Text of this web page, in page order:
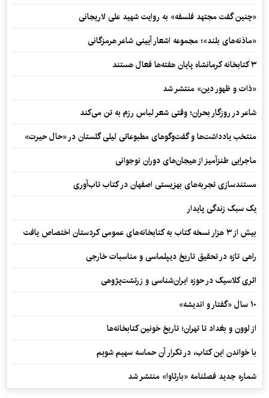
«چنین گفت مجتهد فلسفه» به روایت شهید علی لاریجانی
«ماذنه‌های بلند»؛ مجموعه اشعار آیینی شاعر هرمزگانی
۳ کتابخانه کرمانشاه پایان هفته‌ها فعال هستند
«ذات و ظهور دین» منتشر شد
شاعر در روزگار بحران؛ وقتی شعر لباس رزم به تن می‌کند
منتخب یادداشت‌ها و گفت‌وگوهای مطبوعاتی لیلی گلستان در «حال حیرت»
ماجرایی طنزآمیز از هیجان‌های دوران نوجوانی
مستندسازی تجربه‌های بهزیستی اصفهان در کتاب تاب‌آوری
یک سبک زندگی پایدار
بیش از ۳ هزار نسخه کتاب به کتابخانه‌های عمومی کردستان اختصاص یافت
راهی تازه در تحقیق تاریخ دیپلماسی و مناسبات خارجی
اثری کلاسیک در حوزه ایران‌شناسی و زرتشت‌پژوهی
۱۰ سال «گفتار و اندیشه»
از لوون و بغداد تا تهران؛ تاریخ خونین کتابخانه‌ها
با خواندن این کتاب، در تکرار آن حماسه سهیم شویم
شماره جدید فصلنامه «بارثاوا» منتشر شد